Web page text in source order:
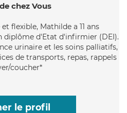
chez Vous
flexible, Mathilde a 11 ans
diplôme d'Etat d'infirmier (DEI).
urinaire et les soins palliatifs,
de transports, repas, rappels
coucher*
le profil